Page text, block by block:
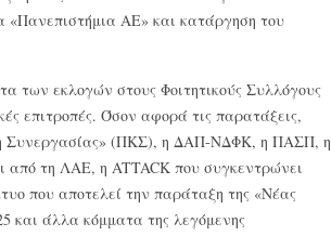
«Πανεπιστήμια ΑΕ» και κατάργηση του
των εκλογών στους Φοιτητικούς Συλλόγους
επιτροπές. Όσον αφορά τις παρατάξεις,
Συνεργασίας» (ΠΚΣ), η ΔΑΠ-ΝΔΦΚ, η ΠΑΣΠ, η
τη ΛΑΕ, η ATTACK που συγκεντρώνει
που αποτελεί την παράταξη της «Νέας
και άλλα κόμματα της λεγόμενης